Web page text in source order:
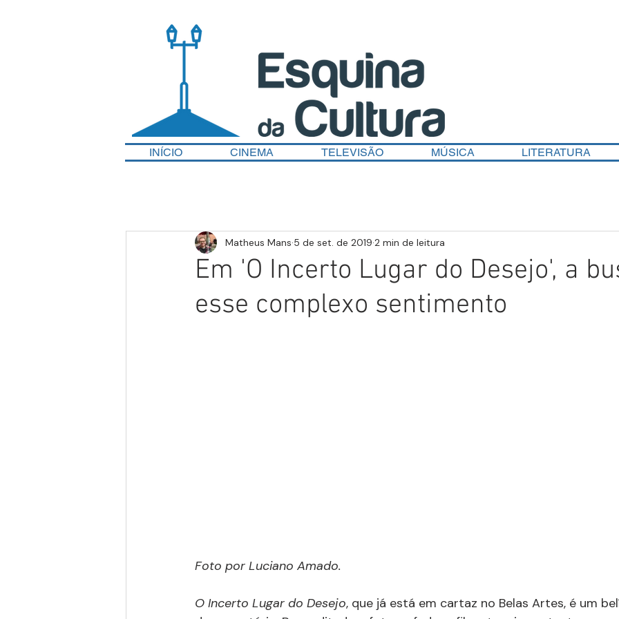
INÍCIO CINEMA TELEVISÃO MÚSICA LITERATURA
Em 'O Incerto Lugar do Desejo', a
esse complexo sentimento
Matheus Mans 5 de set. de 2019 2 min de leitura
Foto por Luciano Amado.
O Incerto Lugar do Desejo, que já está em cartaz no Belas Artes, é um